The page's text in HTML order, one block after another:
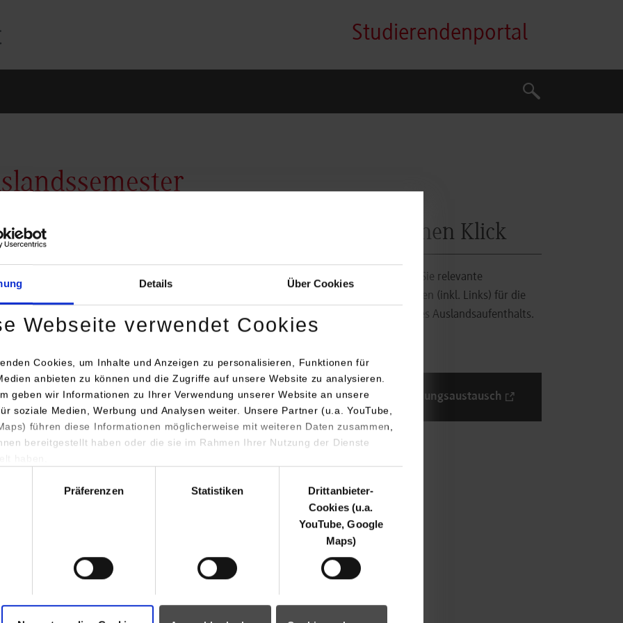
Details Über Cookies
Webseite verwendet Cookies
Cookies, um Inhalte und Anzeigen zu personalisieren, Funktionen für
anbieten zu können und die Zugriffe auf unsere Website zu analysieren.
geben wir Informationen zu Ihrer Verwendung unserer Website an unsere
soziale Medien, Werbung und Analysen weiter. Unsere Partner (u.a. YouTube,
führen diese Informationen möglicherweise mit weiteren Daten zusammen,
bereitgestellt haben oder die sie im Rahmen Ihrer Nutzung der Dienste
Präferenzen Statistiken
Drittanbieter-
Cookies (u.a.
YouTube, Google
Maps)
Studierendenportal
Suche
Suche
Auf einen Klick
Hier finden Sie relevante
Informationen (inkl. Links) für die
Planung Ihres Auslandsaufenthalts.
Planung Learning Agreement Erfahrungsaustausch
Ansprechpersonen